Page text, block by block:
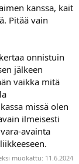
kanssa, kait
Pitää vain
onnistuin
jälkeen
vaikka mitä
missä olen
ilmeisesti
avainta
muokattu: 11.6.2024